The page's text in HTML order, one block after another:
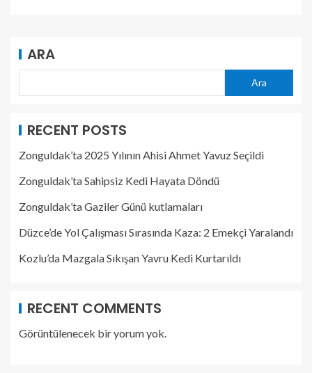
ARA
Ara
RECENT POSTS
Zonguldak’ta 2025 Yılının Ahisi Ahmet Yavuz Seçildi
Zonguldak’ta Sahipsiz Kedi Hayata Döndü
Zonguldak’ta Gaziler Günü kutlamaları
Düzce’de Yol Çalışması Sırasında Kaza: 2 Emekçi Yaralandı
Kozlu’da Mazgala Sıkışan Yavru Kedi Kurtarıldı
RECENT COMMENTS
Görüntülenecek bir yorum yok.